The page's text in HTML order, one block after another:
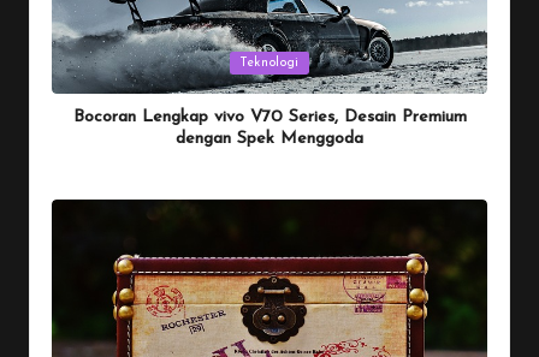
Posted
Teknologi
Bocoran Lengkap vivo V70 Series, Desain Premium
dengan Spek Menggoda